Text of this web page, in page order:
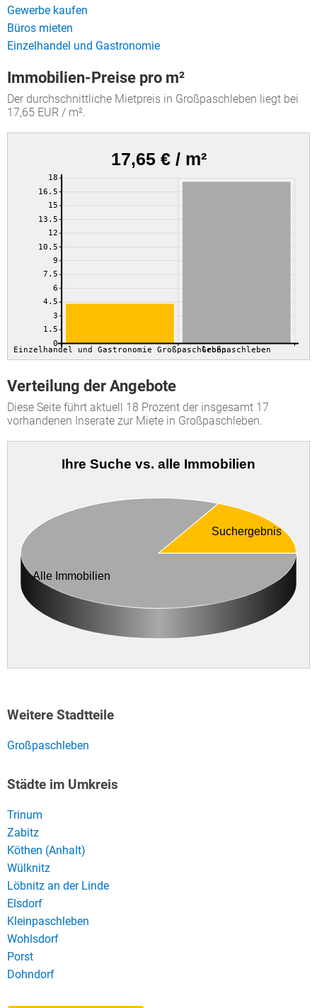
Gewerbe kaufen
Büros mieten
Einzelhandel und Gastronomie
Immobilien-Preise pro m²
Der durchschnittliche Mietpreis in Großpaschleben liegt bei
17,65 EUR / m².
17,65 € / m²
0
1.5
3
4.5
6
7.5
9
10.5
12
13.5
15
16.5
18
Einzelhandel und Gastronomie GroßpaschlebenGroßpaschleben
Verteilung der Angebote
Diese Seite führt aktuell 18 Prozent der insgesamt 17
vorhandenen Inserate zur Miete in Großpaschleben.
Ihre Suche vs. alle Immobilien
Alle Immobilien
Suchergebnis
Weitere Stadtteile
Großpaschleben
Städte im Umkreis
Trinum
Zabitz
Köthen (Anhalt)
Wülknitz
Löbnitz an der Linde
Elsdorf
Kleinpaschleben
Wohlsdorf
Porst
Dohndorf